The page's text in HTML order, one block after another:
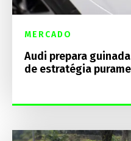
MERCADO
Audi prepara
de estratégia